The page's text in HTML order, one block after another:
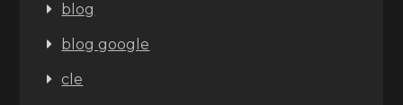
blog
blog google
cle